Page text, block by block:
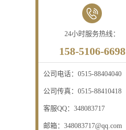
24小时服务热线：
158-5106-6698
公司电话： 0515-88404040
公司传真： 0515-88410418
客服QQ： 348083717
邮箱： 348083717@qq.com